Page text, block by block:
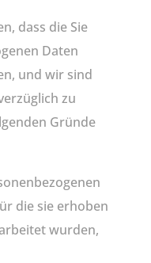
dass die Sie
Daten
und wir sind
zu
Gründe
die sie erhoben
wurden,